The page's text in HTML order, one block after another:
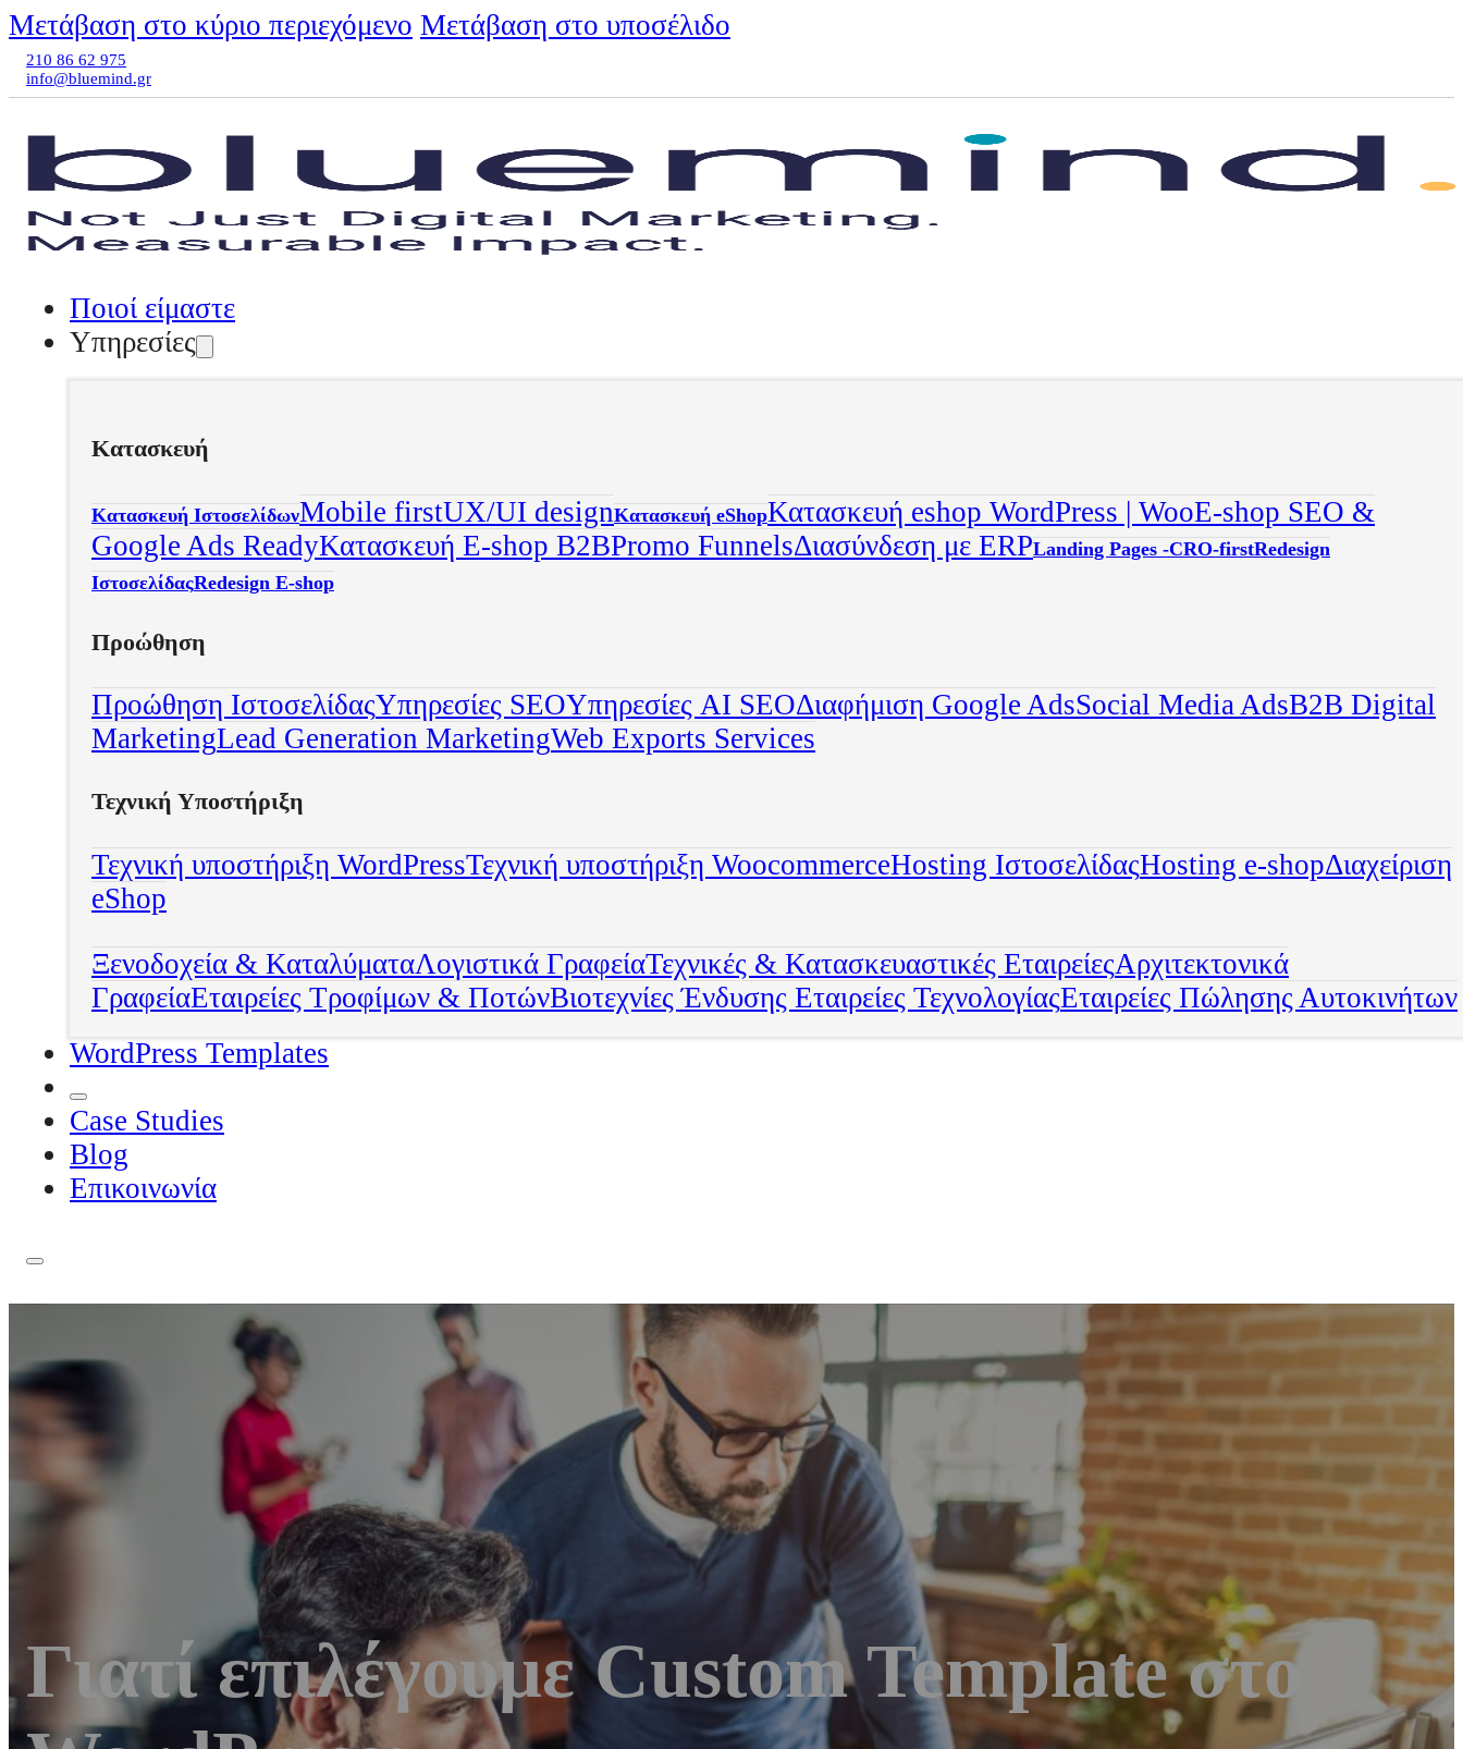
Μετάβαση στο κύριο περιεχόμενο Μετάβαση στο υποσέλιδο
210 86 62 975
info@bluemind.gr
Ποιοί είμαστε
Υπηρεσίες
Κατασκευή
Κατασκευή ΙστοσελίδωνMobile firstUX/UI designΚατασκευή eShopΚατασκευή eshop WordPress | WooE-shop SEO &
Google Ads ReadyΚατασκευή E-shop B2BPromo FunnelsΔιασύνδεση με ERPLanding Pages -CRO-firstRedesign
ΙστοσελίδαςRedesign E-shop
Προώθηση
Προώθηση ΙστοσελίδαςΥπηρεσίες SEOΥπηρεσίες AI SEOΔιαφήμιση Google AdsSocial Media AdsB2B Digital
MarketingLead Generation MarketingWeb Exports Services
Τεχνική Υποστήριξη
Τεχνική υποστήριξη WordPressΤεχνική υποστήριξη WoocommerceHosting ΙστοσελίδαςHosting e-shopΔιαχείριση
eShop
Ξενοδοχεία & ΚαταλύματαΛογιστικά ΓραφείαΤεχνικές & Κατασκευαστικές ΕταιρείεςΑρχιτεκτονικά
ΓραφείαΕταιρείες Τροφίμων & ΠοτώνΒιοτεχνίες Ένδυσης Εταιρείες ΤεχνολογίαςΕταιρείες Πώλησης Αυτοκινήτων
WordPress Templates
Case Studies
Blog
Επικοινωνία
Γιατί επιλέγουμε Custom Template στο